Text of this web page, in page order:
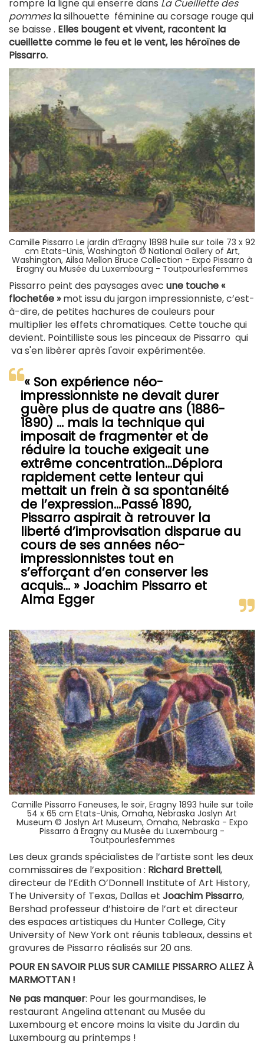
rompre la ligne qui enserre dans La Cueillette des
pommesla silhouette féminine au corsage rouge qui
se baisse . Elles bougent et vivent, racontent la
cueillette comme le feu et le vent, les héroïnes de
Pissarro.
Camille Pissarro Le jardin d’Eragny 1898 huile sur toile 73 x 92
cm Etats-Unis, Washington © National Gallery of Art,
Washington, Ailsa Mellon Bruce Collection - Expo Pissarro à
Eragny au Musée du Luxembourg - Toutpourlesfemmes
Pissarro peint des paysages avec une touche «
flochetée »mot issu du jargon impressionniste, c’est-
à-dire, de petites hachures de couleurs pour
multiplier les effets chromatiques. Cette touche qui
devient. Pointilliste sous les pinceaux de Pissarro qui
va s'en libèrer après l'avoir expérimentée.
« Son expérience néo-
impressionniste ne devait durer
guère plus de quatre ans (1886-
1890) … mais la technique qui
imposait de fragmenter et de
réduire la touche exigeait une
extrême concentration…Déplora
rapidement cette lenteur qui
mettait un frein à sa spontanéité
de l’expression…Passé 1890,
Pissarro aspirait à retrouver la
liberté d’improvisation disparue au
cours de ses années néo-
impressionnistes tout en
s’efforçant d’en conserver les
acquis… » Joachim Pissarro et
Alma Egger
Camille Pissarro Faneuses, le soir, Eragny 1893 huile sur toile
54 x 65 cm Etats-Unis, Omaha, Nebraska Joslyn Art
Museum © Joslyn Art Museum, Omaha, Nebraska - Expo
Pissarro à Eragny au Musée du Luxembourg -
Toutpourlesfemmes
Les deux grands spécialistes de l’artiste sont les deux
commissaires de l’exposition : Richard Brettell,
directeur de l’Edith O’Donnell Institute of Art History,
The University of Texas, Dallas et Joachim Pissarro,
Bershad professeur d’histoire de l’art et directeur
des espaces artistiques du Hunter College, City
University of New York ont réunis tableaux, dessins et
gravures de Pissarro réalisés sur 20 ans.
POUR EN SAVOIR PLUS SUR CAMILLE PISSARRO ALLEZ À
MARMOTTAN !
Ne pas manquer: Pour les gourmandises, le
restaurant Angelina attenant au Musée du
Luxembourg et encore moins la visite du Jardin du
Luxembourg au printemps !